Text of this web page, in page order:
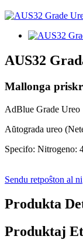
AUS32
Mallonga
AdBlue Grade Ureo
Aŭtograda ureo
Specifo: Nitrogeno:
Sendu retpoŝton al ni
Produkta
Produktaj